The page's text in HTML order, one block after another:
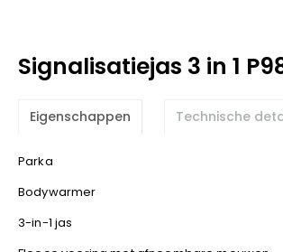
Projob
Result
Safety Jogger
Sioen
Signalisatiejas 3 in 1
Eigenschappen Technische
Parka
Bodywarmer
3-in-1 jas